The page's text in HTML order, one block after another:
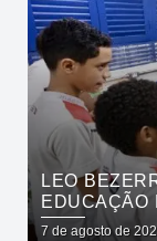
LEO
EDUCAÇÃO
ENTRE
7 de agosto de